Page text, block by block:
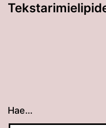
Hae…
Kun tuloksia tulee,